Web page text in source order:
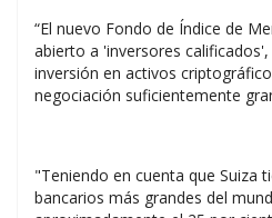
“El nuevo Fondo de Índice de
abierto a 'inversores
inversión en activos
negociación suficientemente
"Teniendo en cuenta que Suiza
bancarios más grandes del